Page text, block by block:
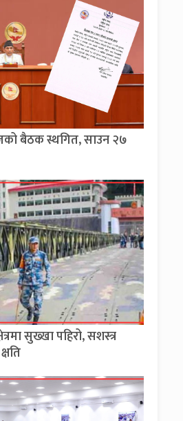
बैठक स्थगित, साउन २७
सुख्खा पहिरो, सशस्त्र